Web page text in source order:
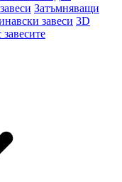
Затъмняващи
завеси 3D